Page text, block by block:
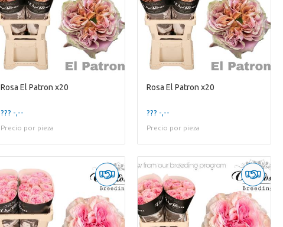
Rosa El Patron x20
??? -,--
Precio por pieza
Rosa El Patron x20
??? -,--
Precio por pieza